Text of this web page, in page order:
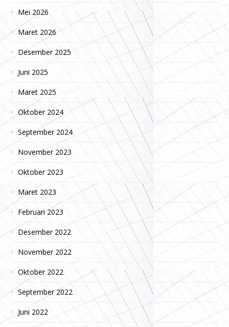
Mei 2026
Maret 2026
Desember 2025
Juni 2025
Maret 2025
Oktober 2024
September 2024
November 2023
Oktober 2023
Maret 2023
Februari 2023
Desember 2022
November 2022
Oktober 2022
September 2022
Juni 2022